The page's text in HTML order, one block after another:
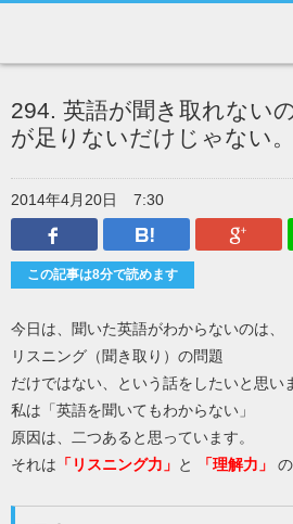
294. 英語が聞き取れない
が足りないだけじゃない。
2014年4月20日
7:30
Facebook
はてな
この記事は8分で読めます
今日は、聞いた英語がわからないのは、
リスニング（聞き取り）の問題
だけではない、という話をしたいと思い
私は「英語を聞いてもわからない」
原因は、二つあると思っています。
それは 「リスニング力」 と 「理解力」